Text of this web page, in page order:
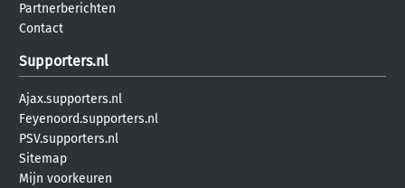
Partnerberichten
Contact
Supporters.nl
Ajax.supporters.nl
Feyenoord.supporters.nl
PSV.supporters.nl
Sitemap
Mijn voorkeuren